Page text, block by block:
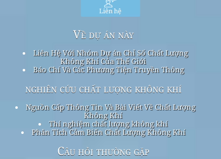
Liên hệ
Về dự án này
Liên Hệ Với Nhóm Dự án Chỉ Số Chất Lượng
Không Khí Của Thế Giới
Báo Chí Và Các Phương Tiện Truyền Thông
nghiên cứu chất lượng không khí
Nguồn Cấp Thông Tin Và Bài Viết Về Chất Lượng
Không Khí
Thí nghiệm chất lượng không khí
Phân Tích Cảm Biến Chất Lượng Không Khí
Câu hỏi thường gặp